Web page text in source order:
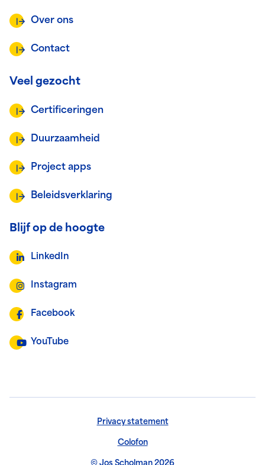
Over ons
Contact
Veel gezocht
Certificeringen
Duurzaamheid
Project apps
Beleidsverklaring
Blijf op de hoogte
LinkedIn
Instagram
Facebook
YouTube
Privacy statement
Colofon